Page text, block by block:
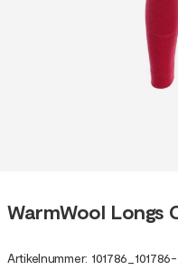
WarmWool Longs
Artikelnummer: 101786